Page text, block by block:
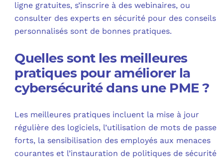
ligne gratuites, s’inscrire à des webinaires, ou
consulter des experts en sécurité pour des conseils
personnalisés sont de bonnes pratiques.
Quelles sont les meilleures
pratiques pour améliorer la
cybersécurité dans une PME ?
Les meilleures pratiques incluent la mise à jour
régulière des logiciels, l’utilisation de mots de passe
forts, la sensibilisation des employés aux menaces
courantes et l’instauration de politiques de sécurité